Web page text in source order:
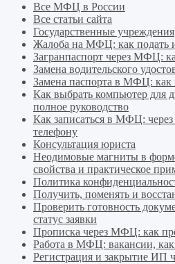
Все МФЦ в России
Все статьи сайта
Государственные учреждения
Жалоба на МФЦ: как подать
Загранпаспорт через МФЦ:
Замена водительского
Замена паспорта в МФЦ: как
Как выбрать компьютер для
полное руководство
Как записаться в МФЦ: через
телефону
Консультация юриста
Неодимовые магниты в
свойства и практическое
Политика
Получить, поменять и
Проверить готовность
статус заявки
Прописка через МФЦ: как
Работа в МФЦ: вакансии, как
Регистрация и закрытие ИП